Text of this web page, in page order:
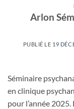
Arlon
PUBLIÉ LE 19
Séminaire
en clinique
pour l’année